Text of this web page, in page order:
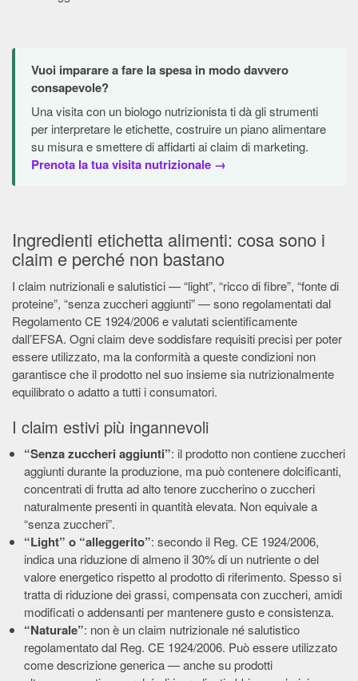
Vuoi imparare a fare la spesa in modo davvero
consapevole?
Una visita con un biologo nutrizionista ti dà gli strumenti
per interpretare le etichette, costruire un piano alimentare
su misura e smettere di affidarti ai claim di marketing.
Prenota la tua visita nutrizionale →
Ingredienti etichetta alimenti: cosa sono i
claim e perché non bastano
I claim nutrizionali e salutistici — “light”, “ricco di fibre”, “fonte di
proteine”, “senza zuccheri aggiunti” — sono regolamentati dal
Regolamento CE 1924/2006 e valutati scientificamente
dall’EFSA. Ogni claim deve soddisfare requisiti precisi per poter
essere utilizzato, ma la conformità a queste condizioni non
garantisce che il prodotto nel suo insieme sia nutrizionalmente
equilibrato o adatto a tutti i consumatori.
I claim estivi più ingannevoli
“Senza zuccheri aggiunti”: il prodotto non contiene zuccheri
aggiunti durante la produzione, ma può contenere dolcificanti,
concentrati di frutta ad alto tenore zuccherino o zuccheri
naturalmente presenti in quantità elevata. Non equivale a
“senza zuccheri”.
“Light” o “alleggerito”: secondo il Reg. CE 1924/2006,
indica una riduzione di almeno il 30% di un nutriente o del
valore energetico rispetto al prodotto di riferimento. Spesso si
tratta di riduzione dei grassi, compensata con zuccheri, amidi
modificati o addensanti per mantenere gusto e consistenza.
“Naturale”: non è un claim nutrizionale né salutistico
regolamentato dal Reg. CE 1924/2006. Può essere utilizzato
come descrizione generica — anche su prodotti